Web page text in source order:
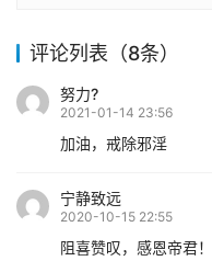
评论列表（8条）
努力?
2021-01-14 23:56
加油，戒除邪淫
宁静致远
2020-10-15 22:55
阻喜赞叹，感恩帝君